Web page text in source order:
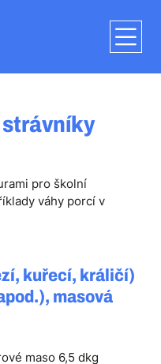
pro školní
váhy porcí v
kuřecí, králičí)
masová
maso 6,5 dkg